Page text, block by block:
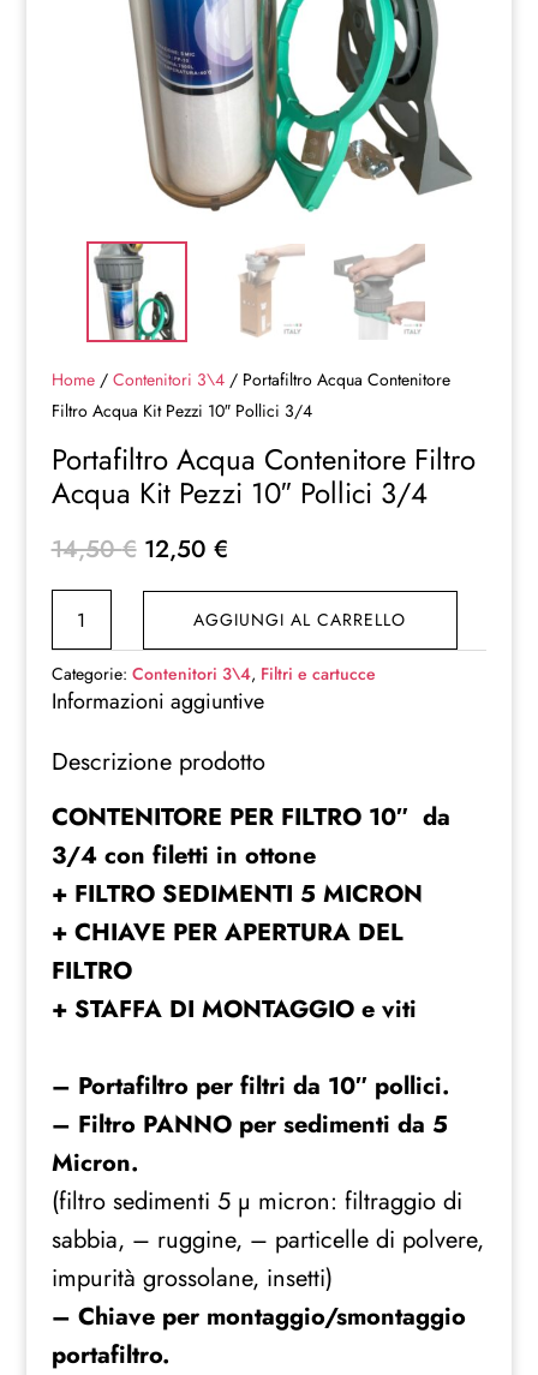
Home/ Contenitori 3\4/ Portafiltro Acqua Contenitore
Filtro Acqua Kit Pezzi 10″ Pollici 3/4
Portafiltro Acqua Contenitore Filtro
Acqua Kit Pezzi 10″ Pollici 3/4
14,50€ Il
originale
era:
14,50 €.
12,50 €Il
attuale
è:
12,50 €.
Acqua
Contenitore
Filtro
Kit
10"
Pollici
3/4
quantità
AGGIUNGI AL CARRELLO
Categorie: Contenitori 3\4, Filtri e cartucce
Informazioni aggiuntive
Descrizione prodotto
CONTENITORE PER FILTRO 10″ da
3/4 con filetti in ottone
+ FILTRO SEDIMENTI 5 MICRON
+CHIAVE PER APERTURA DEL
FILTRO
+STAFFA DI MONTAGGIO e viti
– Portafiltro per filtri da 10″ pollici.
– Filtro PANNO per sedimenti da 5
Micron.
(filtro sedimenti 5 µ micron: filtraggio di
sabbia, – ruggine, – particelle di polvere,
impurità grossolane, insetti)
– Chiave per montaggio/smontaggio
portafiltro.